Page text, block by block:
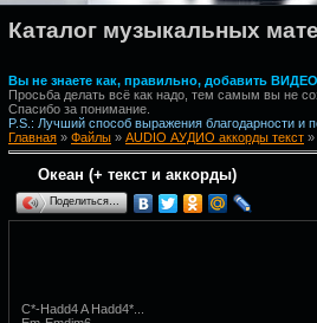
Каталог музыкальных
Вы не знаете как, правильно, добавить
Просьба делать всё как надо, тем самым вы не
Спасибо за понимание.
P.S.: Лучший способ выражения благодарности и
Главная » Файлы » AUDIO АУДИО аккорды текст »
Океан (+ текст и аккорды)
Поделиться…
C*-Hadd4 A Hadd4*...